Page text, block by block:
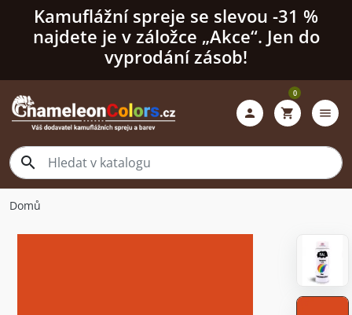
Kamuflážní spreje se slevou -31 %
najdete je v záložce „Akce“. Jen do
vyprodání zásob!

 shopping_cart
0
menu
Domů